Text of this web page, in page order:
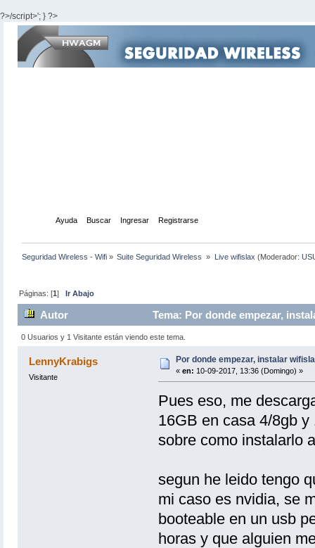
?>/script>'; } ?>
Ayuda Buscar Ingresar Registrarse
Seguridad Wireless - Wifi » Suite Seguridad Wireless » Live wifislax (Moderador:
Páginas: [1]Ir Abajo
Autor Tema: Por donde empezar,
0 Usuarios y 1 Visitante están viendo este tema.
LennyKrabigs
Visitante
Por donde empezar, instalar
« en: 10-09-2017, 13:36 (Domingo) »
Pues eso, me
16GB en casa 4/8gb
sobre como instalarlo
segun he leido tengo
mi caso es nvidia, se
booteable en un usb
horas y que alguien